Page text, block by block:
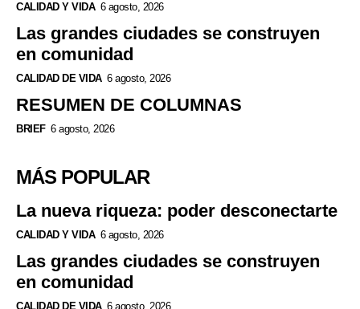
CALIDAD Y VIDA 6 agosto, 2026
Las grandes ciudades se construyen
en comunidad
CALIDAD DE VIDA 6 agosto, 2026
RESUMEN DE COLUMNAS
BRIEF 6 agosto, 2026
MÁS POPULAR
La nueva riqueza: poder desconectarte
CALIDAD Y VIDA 6 agosto, 2026
Las grandes ciudades se construyen
en comunidad
CALIDAD DE VIDA 6 agosto, 2026